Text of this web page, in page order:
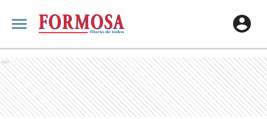
Ads